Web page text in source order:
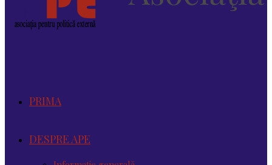
PRIMA
DESPRE APE